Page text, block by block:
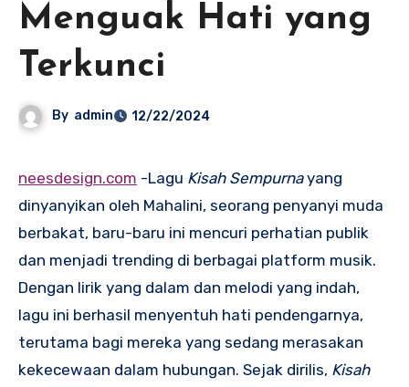
Menguak Hati yang
Terkunci
By admin 12/22/2024
neesdesign.com -Lagu Kisah Sempurnayang
dinyanyikan oleh Mahalini, seorang penyanyi muda
berbakat, baru-baru ini mencuri perhatian publik
dan menjadi trending di berbagai platform musik.
Dengan lirik yang dalam dan melodi yang indah,
lagu ini berhasil menyentuh hati pendengarnya,
terutama bagi mereka yang sedang merasakan
kekecewaan dalam hubungan. Sejak dirilis, Kisah